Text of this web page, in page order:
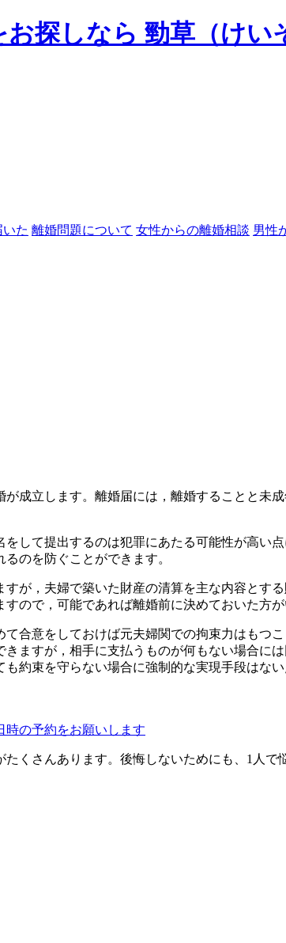
た 離婚問題について 女性からの離婚相談 男性
成立します。離婚届には，離婚することと未
して提出するのは犯罪にあたる可能性が高い
のを防ぐことができます。
が，夫婦で築いた財産の清算を主な内容とす
ので，可能であれば離婚前に決めておいた方が
合意をしておけば元夫婦関での拘束力はもつ
ますが，相手に支払うものが何もない場合に
約束を守らない場合に強制的な実現手段はな
くさんあります。後悔しないためにも、1人で